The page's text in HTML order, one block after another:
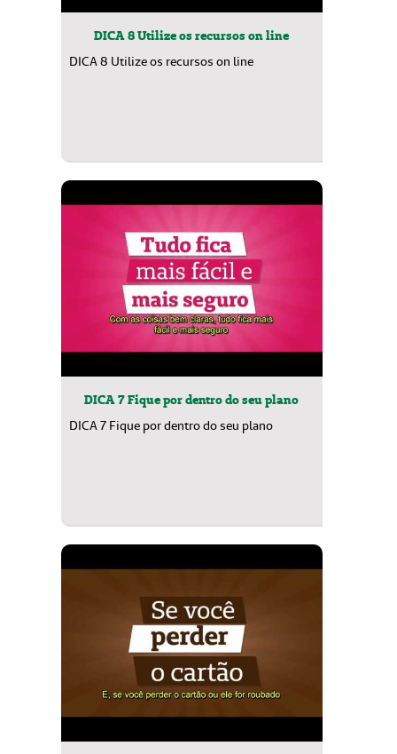
DICA 8 Utilize os recursos on line
DICA 8 Utilize os recursos on line
DICA 7 Fique por dentro do seu plano
DICA 7 Fique por dentro do seu plano